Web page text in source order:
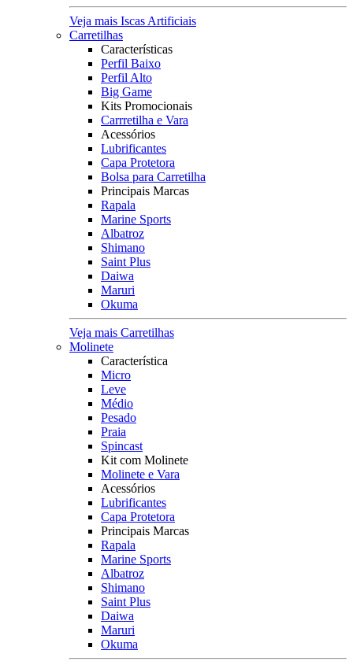
Veja mais Iscas Artificiais
Carretilhas
Características
Perfil Baixo
Perfil Alto
Big Game
Kits Promocionais
Carrretilha e Vara
Acessórios
Lubrificantes
Capa Protetora
Bolsa para Carretilha
Principais Marcas
Rapala
Marine Sports
Albatroz
Shimano
Saint Plus
Daiwa
Maruri
Okuma
Veja mais Carretilhas
Molinete
Característica
Micro
Leve
Médio
Pesado
Praia
Spincast
Kit com Molinete
Molinete e Vara
Acessórios
Lubrificantes
Capa Protetora
Principais Marcas
Rapala
Marine Sports
Albatroz
Shimano
Saint Plus
Daiwa
Maruri
Okuma